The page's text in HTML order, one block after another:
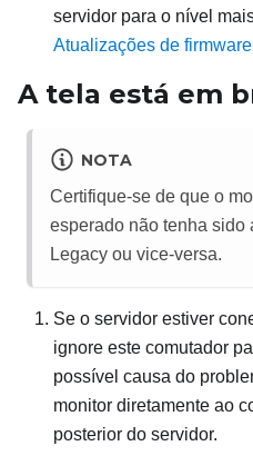
servidor para o nível
Atualizações de firmware
A tela está em
NOTA
Certifique-se de que o
esperado não tenha sido
Legacy ou vice-versa.
Se o servidor estiver
ignore este comutador
possível causa do
monitor diretamente ao
posterior do servidor.